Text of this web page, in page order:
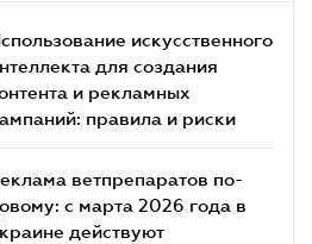
искусственного
для создания
и рекламных
правила и риски
ветпрепаратов по-
с марта 2026 года в
действуют